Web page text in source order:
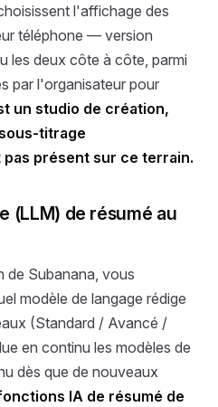
l'affichage des
téléphone — version
les deux côte à côte, parmi
par l'organisateur pour
un studio de création,
titrage
présent sur ce terrain.
(LLM) de résumé au
de Subanana, vous
modèle de langage rédige
(Standard / Avancé /
en continu les modèles de
dès que de nouveaux
IA de résumé de